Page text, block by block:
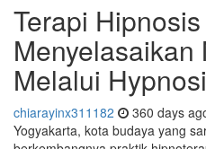
Terapi
Menyelasaikan
Melalui
chiarayinx311182 360 days
Yogyakarta, kota budaya yang